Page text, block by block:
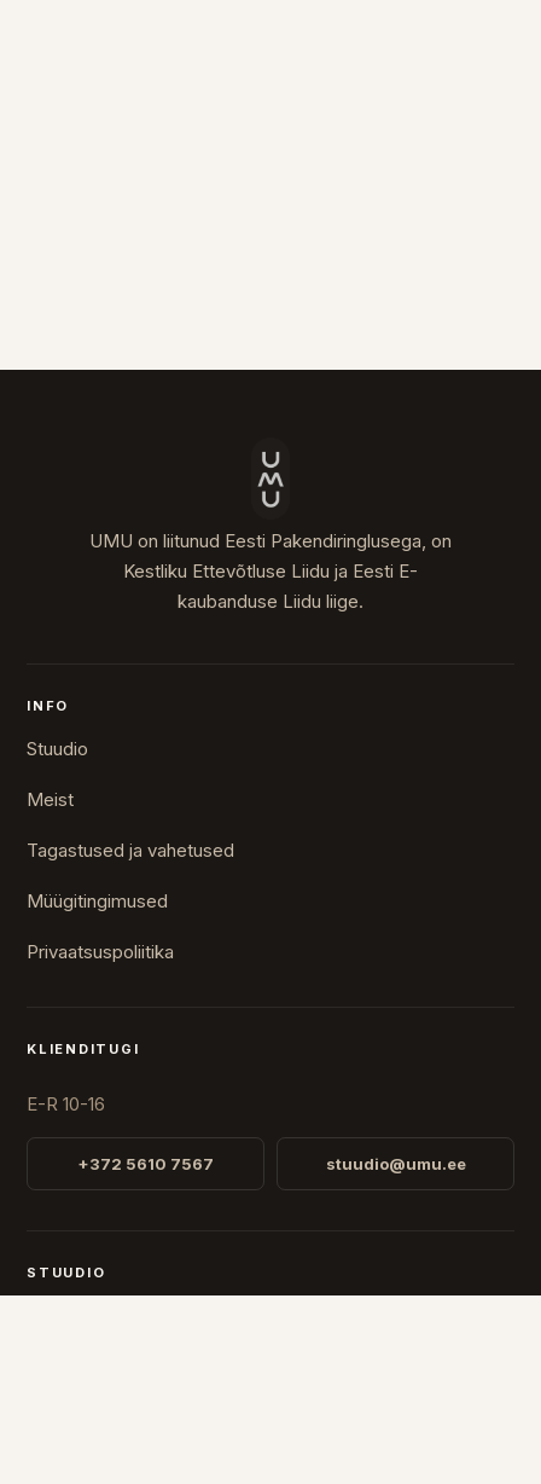
UMU on liitunud Eesti Pakendiringlusega, on
Kestliku Ettevõtluse Liidu ja Eesti E-
kaubanduse Liidu liige.
INFO
Stuudio
Meist
Tagastused ja vahetused
Müügitingimused
Privaatsuspoliitika
KLIENDITUGI
E-R 10-16
+372 5610 7567 stuudio@umu.ee
STUUDIO